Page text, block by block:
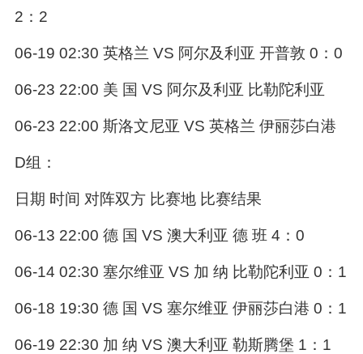
2：2
06-19 02:30 英格兰 VS 阿尔及利亚 开普敦 0：0
06-23 22:00 美 国 VS 阿尔及利亚 比勒陀利亚
06-23 22:00 斯洛文尼亚 VS 英格兰 伊丽莎白港
D组：
日期 时间 对阵双方 比赛地 比赛结果
06-13 22:00 德 国 VS 澳大利亚 德 班 4：0
06-14 02:30 塞尔维亚 VS 加 纳 比勒陀利亚 0：1
06-18 19:30 德 国 VS 塞尔维亚 伊丽莎白港 0：1
06-19 22:30 加 纳 VS 澳大利亚 勒斯腾堡 1：1